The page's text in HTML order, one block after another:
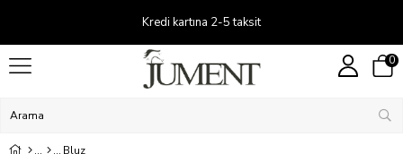
Kredi kartına 2-5 taksit
0
Bluz